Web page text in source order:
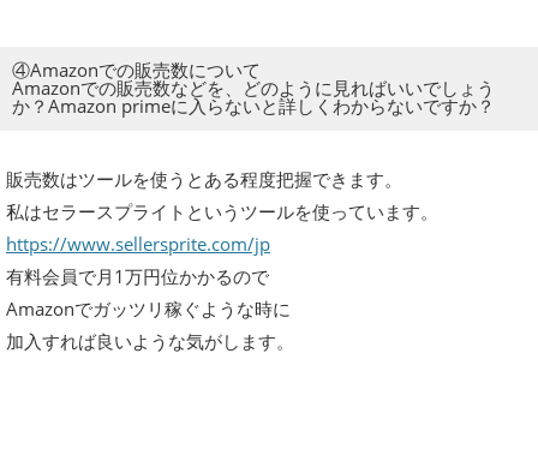
④Amazonでの販売数について
Amazonでの販売数などを、どのように見ればいいでしょう
か？Amazon primeに入らないと詳しくわからないですか？
販売数はツールを使うとある程度把握できます。
私はセラースプライトというツールを使っています。
https://www.sellersprite.com/jp
有料会員で月1万円位かかるので
Amazonでガッツリ稼ぐような時に
加入すれば良いような気がします。